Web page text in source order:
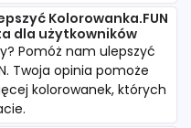
Kolorowanka.FUN
dla użytkowników
Pomóż nam ulepszyć
Twoja opinia pomoże
kolorowanek, których